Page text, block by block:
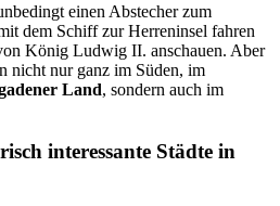
einen Abstecher zum
dem Schiff zur Herreninsel fahren
König Ludwig II. anschauen. Aber
nicht nur ganz im Süden, im
Land, sondern auch im
interessante Städte in